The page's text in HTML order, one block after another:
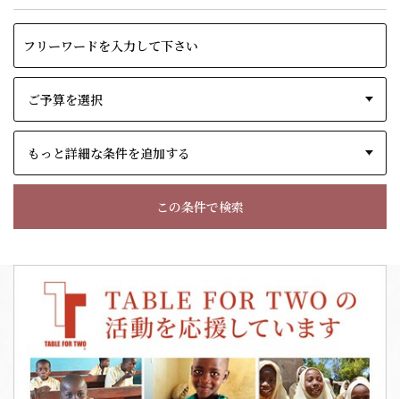
もっと詳細な条件を追加する
この条件で検索